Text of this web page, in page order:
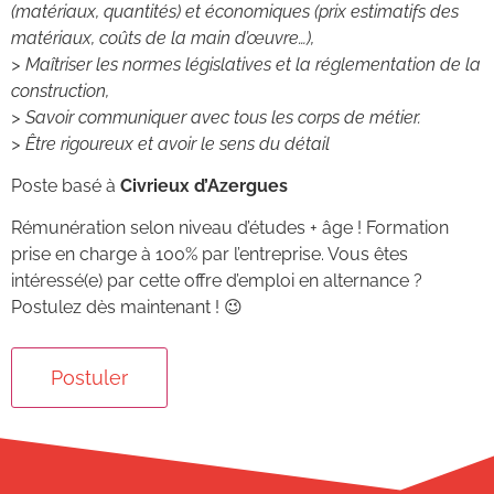
(matériaux, quantités) et économiques (prix estimatifs des
matériaux, coûts de la main d’œuvre…),
> Maîtriser les normes législatives et la réglementation de la
construction,
> Savoir communiquer avec tous les corps de métier.
> Être rigoureux et avoir le sens du détail
Poste basé à Civrieux d’Azergues
Rémunération selon niveau d’études + âge ! Formation
prise en charge à 100% par l’entreprise. Vous êtes
intéressé(e) par cette offre d’emploi en alternance ?
Postulez dès maintenant ! 😉